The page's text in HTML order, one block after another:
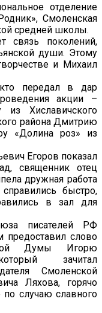
отделение
Смоленская
средней школы.
связь поколений,
души. Этому
и Михаил
передал в дар
акции –
Хиславичского
района Дмитрию
«Долина роз» из
Егоров показал
священник отец
дружная работа
быстро,
в зал для
писателей РФ
слово
Думы Игорю
зачитал
Смоленской
Ляхова, горячо
случаю славного